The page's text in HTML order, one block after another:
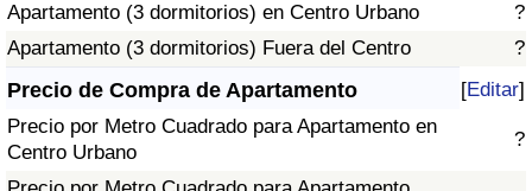
Apartamento (3 dormitorios) en Centro Urbano
?
Apartamento (3 dormitorios) Fuera del Centro
?
Precio de Compra de Apartamento [Editar]
Precio por Metro Cuadrado para Apartamento en
Centro Urbano
?
Índice de costo de vida por país
Índice de Precios de Inmuebles por País
Índice de calidad de vida por país
Calificación del Índice de Criminalidad
(Actual)